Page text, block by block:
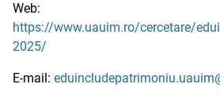
Web:
https://www.uauim.ro/cercetare/
2025/
E-mail: